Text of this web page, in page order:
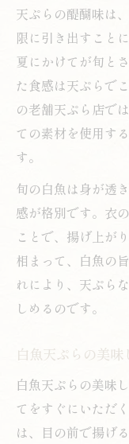
天ぷらの醍醐味は
限に引き出すこと
夏にかけてが旬と
た食感は天ぷらで
の老舗天ぷら店で
ての素材を使用す
す。
旬の白魚は身が透
感が格別です。衣
ことで、揚げ上が
相まって、白魚の
れにより、天ぷら
しめるのです。
白魚天ぷらの美
白魚天ぷらの美味
てをすぐにいただ
は、目の前で揚げ